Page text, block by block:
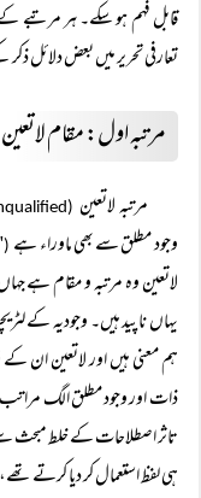
قابل فہم ہو سکے۔ ہر
تعارفی تحریر میں بعض دلائل
مرتبہ اول: مقام لاتعین
مرتبہ لاتعین (unconditioned or unqualified)
وجود مطلق سے بھی ماوراء ہے (
لاتعین وہ مرتبہ و مقام ہے
یہاں ناپید ہیں۔ وجودیہ کے
ہم معنی ہیں اور لاتعین ان
ذات اور وجود مطلق الگ
تاثر اصطلاحات کے خلط مبحث
ہی لفظ استعمال کر دیا کرتے